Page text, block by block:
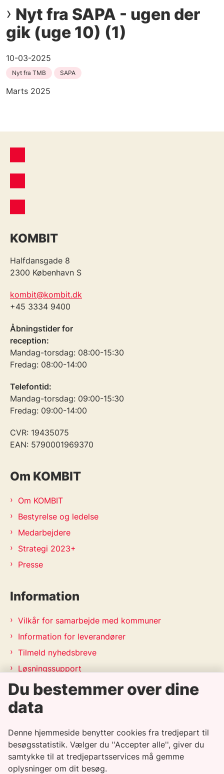
Nyt fra SAPA - ugen der
gik (uge 10) (1)
10-03-2025
Nyt fra TMB SAPA
Marts 2025
KOMBIT
Halfdansgade 8
2300 København S
kombit@kombit.dk
+45 3334 9400
Åbningstider for
reception:
Mandag-torsdag: 08:00-15:30
Fredag: 08:00-14:00
Telefontid:
Mandag-torsdag: 09:00-15:30
Fredag: 09:00-14:00
CVR: 19435075
EAN: 5790001969370
Om KOMBIT
Om KOMBIT
Bestyrelse og ledelse
Medarbejdere
Strategi 2023+
Presse
Information
Vilkår for samarbejde med kommuner
Information for leverandører
Tilmeld nyhedsbreve
Løsningssupport
Releasekalender
APV-handleplan 2026
Genveje
Informationssikkerhedspolitik
Du bestemmer over dine
data
Denne hjemmeside benytter cookies fra tredjepart til
besøgsstatistik. Vælger du ''Accepter alle'', giver du
samtykke til at tredjepartsservices må gemme
oplysninger om dit besøg.